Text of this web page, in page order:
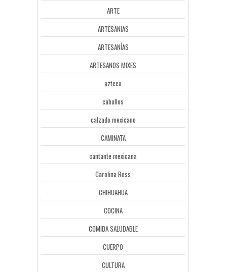
ARTE
ARTESANIAS
ARTESANÍAS
ARTESANOS MIXES
azteca
caballos
calzado mexicano
CAMINATA
cantante mexicana
Carolina Ross
CHIHUAHUA
COCINA
COMIDA SALUDABLE
CUERPO
CULTURA